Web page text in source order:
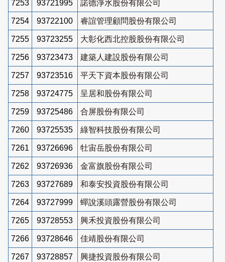
7253 93721995 諾德淨水股份有限公司
7254 93722100 睿誼管理顧問股份有限公司
7255 93723255 大彰化西北控股股份有限公司
7256 93723473 建築人建設股份有限公司
7257 93723516 平天下資本股份有限公司
7258 93724775 呈居和股份有限公司
7259 93725486 合屏股份有限公司
7260 93725535 綠智科技股份有限公司
7261 93726696 牡宙岳股份有限公司
7262 93726936 金富旗股份有限公司
7263 93727689 和泰安投資股份有限公司
7264 93727999 蟬說溪頭露營股份有限公司
7265 93728553 興禾投資股份有限公司
7266 93728646 佳靖股份有限公司
7267 93728857 興捷投資股份有限公司